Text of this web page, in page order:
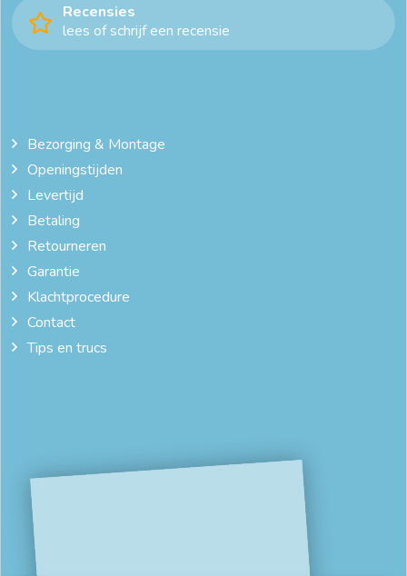
Recensies
lees of schrijf een recensie
Bezorging & Montage
Openingstijden
Levertijd
Betaling
Retourneren
Garantie
Klachtprocedure
Contact
Tips en trucs